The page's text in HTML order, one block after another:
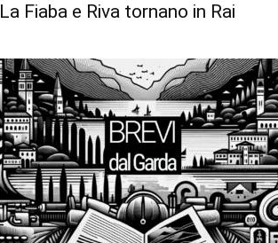
La Fiaba e Riva tornano in Rai